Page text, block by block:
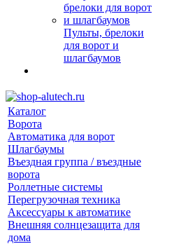
Пульты, брелоки
для ворот и
шлагбаумов
Каталог
Ворота
Автоматика для ворот
Шлагбаумы
Въездная группа / въездные
ворота
Роллетные системы
Перегрузочная техника
Аксессуары к автоматике
Внешняя солнцезащита для
дома